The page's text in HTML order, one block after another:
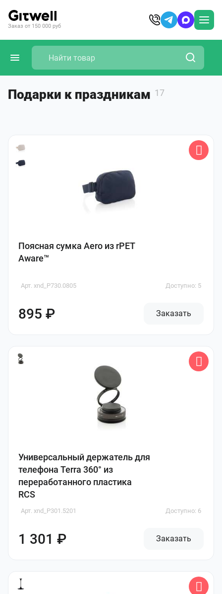
Заказ от 150 000 руб
Подарки к праздникам 17
Поясная сумка Aero из rPET
Aware™
Арт. xnd_P730.0805 Доступно: 5
895 ₽ Заказать
Универсальный держатель для
телефона Terra 360° из
переработанного пластика
RCS
Арт. xnd_P301.5201 Доступно: 6
1 301 ₽ Заказать